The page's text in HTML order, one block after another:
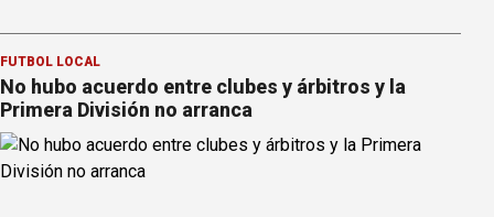
FÚTBOL LOCAL
No hubo acuerdo entre clubes y árbitros y la
Primera División no arranca